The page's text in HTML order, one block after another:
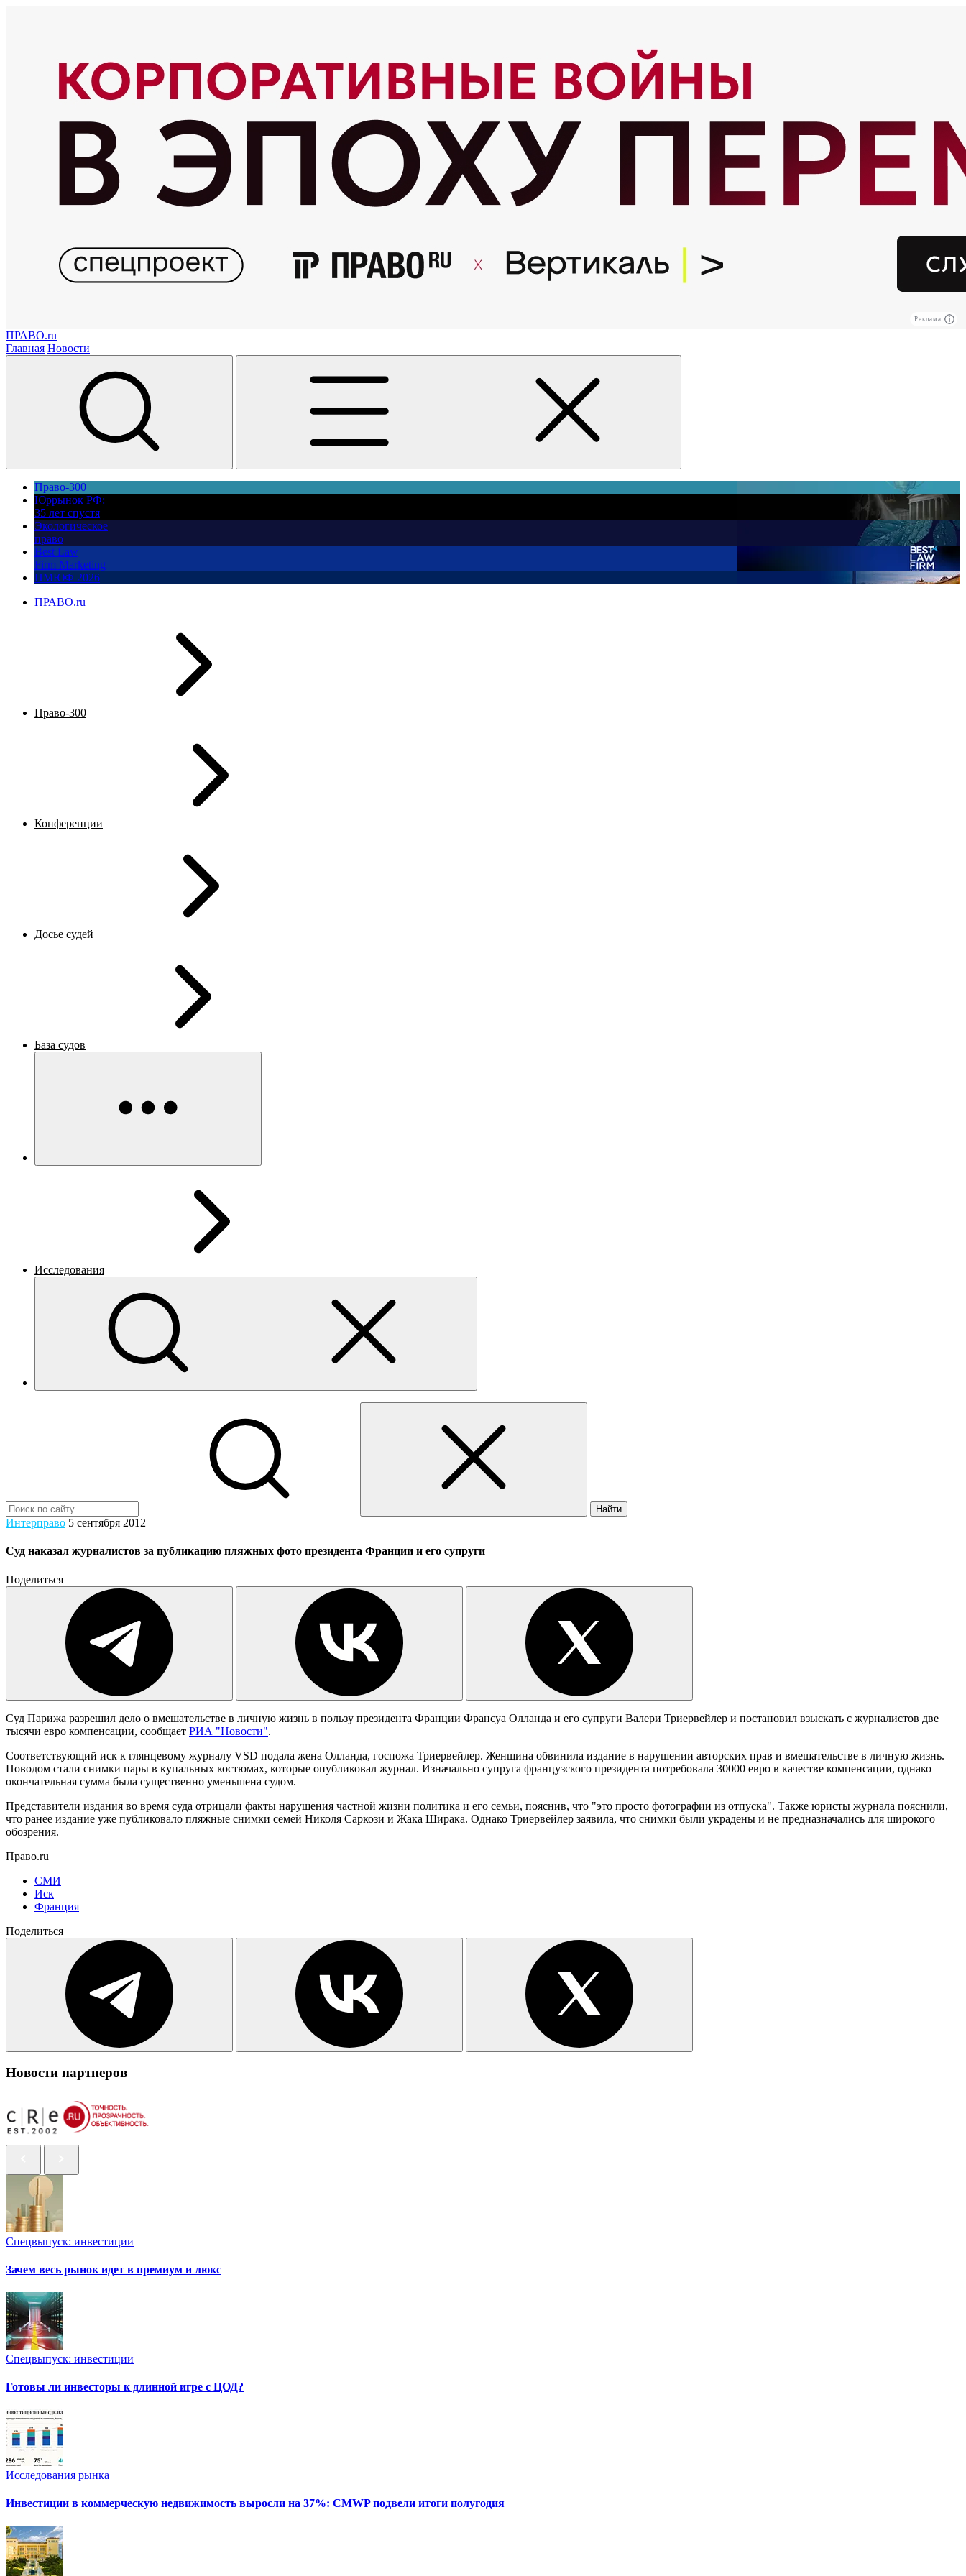
Реклама
ПРАВО.ru
Главная Новости
Право-300
Юррынок РФ:
35 лет спустя
Экологическое
право
Best Law
Firm Marketing
ПМЮФ 2026
ПРАВО.ru
Право-300
Конференции
Досье судей
База судов
Исследования
Найти
Интерправо 5 сентября 2012
Суд наказал журналистов за публикацию пляжных фото президента Франции и его супруги
Поделиться
Суд Парижа разрешил дело о вмешательстве в личную жизнь в пользу президента Франции Франсуа Олланда и его супруги Валери Триервейлер и постановил взыскать с журналистов две
тысячи евро компенсации, сообщает РИА "Новости".
Соответствующий иск к глянцевому журналу VSD подала жена Олланда, госпожа Триервейлер. Женщина обвинила издание в нарушении авторских прав и вмешательстве в личную жизнь.
Поводом стали снимки пары в купальных костюмах, которые опубликовал журнал. Изначально супруга французского президента потребовала 30000 евро в качестве компенсации, однако
окончательная сумма была существенно уменьшена судом.
Представители издания во время суда отрицали факты нарушения частной жизни политика и его семьи, пояснив, что "это просто фотографии из отпуска". Также юристы журнала пояснили,
что ранее издание уже публиковало пляжные снимки семей Николя Саркози и Жака Ширака. Однако Триервейлер заявила, что снимки были украдены и не предназначались для широкого
обозрения.
Право.ru
СМИ
Иск
Франция
Поделиться
Новости партнеров
Спецвыпуск: инвестиции
Зачем весь рынок идет в премиум и люкс
Спецвыпуск: инвестиции
Готовы ли инвесторы к длинной игре с ЦОД?
Исследования рынка
Инвестиции в коммерческую недвижимость выросли на 37%: CMWP подвели итоги полугодия